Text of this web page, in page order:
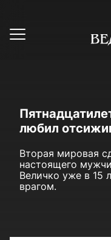
любил
Вторая мировая
настоящего
Величко уже в 15
врагом.